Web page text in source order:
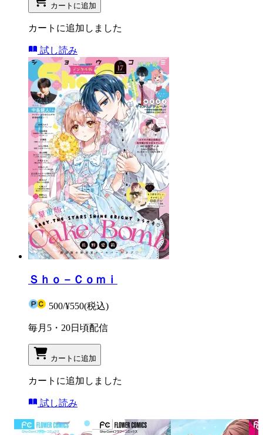
カートに追加
カートに追加しました
試し読み
Ｓｈｏ－Ｃｏｍｉ
500/¥550(税込)
毎月5・20日頃配信
カートに追加
カートに追加しました
試し読み